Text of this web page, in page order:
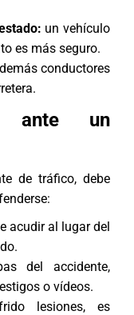
un vehículo
es más seguro.
conductores
ante un
de tráfico, debe
acudir al lugar del
del accidente,
o vídeos.
lesiones, es